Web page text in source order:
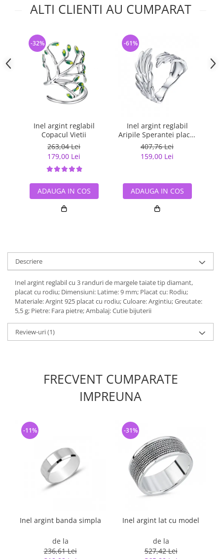
ALTI CLIENTI AU CUMPARAT
Inel argint reglabil
Copacul Vietii
263,04 Lei
179,00 Lei
-32%
ADAUGA IN COS
Inel argint reglabil
Aripile Sperantei placat
cu rodiu
407,76 Lei
159,00 Lei
-61%
ADAUGA IN COS
Descriere
Inel argint reglabil cu 3 randuri de margele taiate tip diamant,
placat cu rodiu; Dimensiuni: Latime: 9 mm; Placat cu: Rodiu;
Materiale: Argint 925 placat cu rodiu; Culoare: Argintiu; Greutate:
5,5 g; Pietre: Fara pietre; Ambalaj: Cutie bijuterii
Review-uri(1)
FRECVENT CUMPARATE
IMPREUNA
Inel argint banda simpla
de la
236,61 Lei
-11%
Inel argint lat cu model
de la
527,42 Lei
-31%